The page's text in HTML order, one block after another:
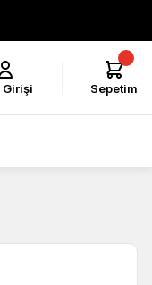
Girişi Sepetim